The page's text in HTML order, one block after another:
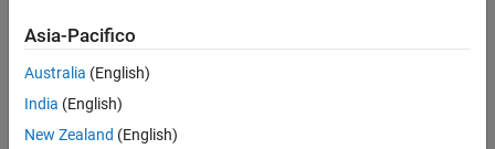
Asia-Pacifico
Australia (English)
India (English)
New Zealand (English)